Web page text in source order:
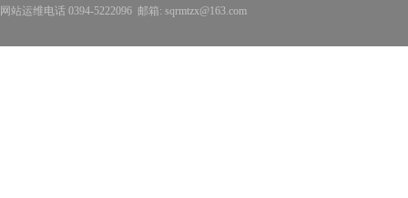
网站运维电话 0394-5222096 邮箱: sqrmtzx@163.com